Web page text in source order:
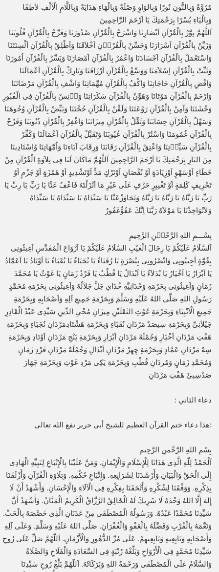
مُرُوَّةً وَبِالنُّونِ نُورًا وَبِالوَاوِ وَصْلَةً وَبِالْهَاءِ هِدَايَةً وَبِاللَّامِ الْاَلْفِ لاَطِفًا
وَبِالْيَاءِ يُسْرًا بِرَحْمَتِكَ يَا اَرْحَمَ الرَّاحِمِينَ
اَللَّهُمَّ نِوَّرْ بِالْقُرْآنِ اَبْصَارِنَا وَاشْرَحْ بِالْقُرْآنِ صُدُورَنَا وَفَرِّحْ بِالْقُرْآنِ قُلُوبَنَا
وَزَيِّنْ بِالْقُرْآنِ اَسْرَارَنَا وَحَسِّنْ بِالْقُرْاۤنِ اَخْلاَقَنَا وَاَطْلِقْ بِالْقُرْآنِ اَلْسِنَتَنَا
وَاسْتَعْمَلْ بِالْقُرْآنِ اَجْسَادَنَا وَاعْمُرْ بِالْقُرْآنِ اَمْصَارَنَا وَيَسِّرْ بِالْقُرْآنِ اُمُورَنَا
وَثَبِّتْ بِالْقُرْآنِ اِسْلاَمَنَا وَوَسِّعْ بِالْقُرْآنِ اَرْزَاقَنَا وَبَارِكْ بِالْقُرْآنِ اَعْمَالَنَا
وَاقْضِ بِالْقُرْآنِ حَاجَاتِنَا وَاكْفُ بِالْقُرْآنِ مُهِّمَاتِنَا وَاشْفِ بِالْقُرْآنِ مَرْضَاتَنَا
وَارْحَمْ بِالْقُرْآنِ مَوْتَانَا وَهَوِّنْ بِالْقُرْآنِ سَكَرَاتِنَا وَاۤنِسْ بِالْقُرْآنِ فِى الْقُبُورِ
وَحْشَتَنَا وَآمِنْ بِالْقُرْآنِ رَوْعَتَنَا وَلَقِّنْ بِالْقُرْآنِ حُجَّتَنَا وَبَيِّضْ بِالْقُرْآنِ وُجُوهَنَا
وَسَهِّلْ بِالْقُرْآنِ حِسَابَنَا وَثَقِّلْ بِالْقُرْآنِ مِيزَانَنَا وَاغْفِرْ بِالْقُرْآنِ ذُنُوبَنَا وَفَرِّحْ
بِالْقُرْآنِ غُمُومَنَا وَاسْتُرْ بِالْقُرْآنِ عُيُوبَنَا وَتَقَبَّلْ بِالْقُرْآنِ اَعْمَالَنَا وَكَفِّرْ
بِالْقُرْآنِ سَيِّاۤتِنَا وَاعْتِقْ بِالْقُرْآنِ رَقَابَنَا وَرِقَابَ آبَاءِنَا وَاُمَّهَاتِنَا وُاسْتَادِينَا
مِنَ النَارِ بِرَحْمَتِكَ يَا اَرْحَمَ الرَّاحِمِينَ اَللَّهُمَّ مَاكَانَ لَنَا فِى تِلاَوَةِ الْقُرْآنِ مِنْ
خَطَاءٍ اَوْسَهْوٍ اَوْزِيَادَةٍ اَوْ نُقْصَانٍ اَوْتَرْكٍ مَدٍّ اَوْتَشْدِيدٍ اَوْ هَمْزَةٍ اَوْ جَزْمٍ اَوْ
تَحْرِيفٍ كَلِمَةٍ اَوْ تَغْييِرٍ حَرْفٍ عَلَى غَيْرِ مَا اَنْزَلْتَهُ فَاعْفُ عَنَّا يَا رَبِّ يَا رِبِّ يَا
رَبِّ يَا رَبَّاهُ يَا رَبَّاهُ يَا رَبَّاهُ وَتَجَاوَزْعَنَّا يَا سَيِّدَاهُ يَا سَيِّدَاهُ يَا سَيِّدَاهُ
وَلاَتُوَاخِذْنَا يَا مَوْلاَهُ رَبَّنَا اِنَّكَ عَفُوٌّغَفُورٌ
بِسْـــمِ اللهِ الرَّحْمۤنِ الرَّحِيمِ
اَلسَّلَامُ عَلَيْكُمْ يَا رِجَالَ الْغَيْبِ السَّلَامُ عَلَيْكُمْ يَا اَرْوَاحَ الْمُقَدَّسِ اَغِيثُونِى
بِقُوَّةٍ اَجِيبُونِى وَانْصُرُونِى بِنُصْرَةٍ يَا رُقَبَاءُ يَا نُجَبَاءُ يَا نُقَبَاءُ يَا اَوْتَادُ يَا اَعَمَّادُ
يَا اَبْرَارُ يَا اَخْيَارُ يَا بُدَلاَءُ يَا اَبْدَالُ يَا قُطْبُ يَا فَرْدُ زَمَانٍ يَا غَوْثُ يَا مُحَمَّدَ
زَمَانٍ وَاَغِيثُونِى بِحَرْمَةِ وَحْدَانِيَّةِ خُدَاىِ جَلَّ جَلاَلُهُ وَاَغِيثُونِى بِحَرْمَةِ مُحَمَّدٍ
رَسُولِ اللهِ صَلَّى اللهُ عَلَيْهِ وَسَلَّمَ وَبِحَرْمَةِ جَمِيعِ آلِهِ وَاَصْحَابِهِ وَبِحَرْمَةِ
جَمِيعِ الْاَنْبِيَاءِ وَبِحَرْمَةِ غَوْثِ الثَقَلَيْنِ مِيزَانِ مُحْىِ الدِّينِ سَيِّدِى عَبْدُ الْقَادِرِ
جَيْلاَنِىِّ وَبِحَرْمَةِ سِيصَدْ مَرْدَانِ نُقَبَاءِ وَبِحَرْمَةِ هَشْتَادِمَرْدَانِ نُجَبَاءِ وَبِحَرْمَةِ
هَفْتِ مَرْدَانِ اَخْيَارِ وَجُمْلَهْ مَرْدَانِ اَبْرَارِ وَبِحَرْمَةِ پَنْجِ مَرْدَانِ اَوْتَادِ وَبِحَرْمَةِ
سِهْ مَرْدَانِ عَمَّادٍ وَبِحَرْمَةِ چِهِرْ مَرْدَانِ اَبْدَالِ وَجُمْلَهْ مَرْدَانِ فَرْدِ زَمَانٍ
وَمُحَمَّدِ زَمَانٍ وَمُردَانِ قُطْبِ وَبِحَرْمَةِ يَكِى مَرْدِ غَوْثِ وَبِحَرْمَةِ چَهَارَ
صَدْسِيئَ هَفْتِ مَرْدَانِ
دعاء الثاني :
:هذا دعاء ختم القرآن العظيم للشيخ أبى حرير نفع الله تعالى
بِسْمِ اللهِ الرَّحْمنِ الرَّحِيمِ
اَلْحَمْدُ لِلّهِ الَّذِى هَدَانَا لِلْإِسْلَامِ وَالْإِيْمَانِ. وَمَنَّ عَلَيْنَا بِالْإِتْبَاعِ لِنَبِيِّهِ الْهَادِى
إِلَى الْحَقِّ وَالْبَيَانِ وَأَرْشَدَنَا لِشَرَايِعِهِ. وَإِتِّبَاعِ حُكْمِهِ. وَتِلَاوَةِ الْقُرْآنِ وَأَزْلَفَنَا
بِذِكْرِهِ. وَوَفَّقَنَا لِشُكْرِهِ وَأَتْحَفَنَا بِفِكْرِهِ فِى الْآلَاءِ وَالْإِحْسَانِ. وَأَشْهَدُ أَنْ لَا
إِلهَ إِلَّا اللهُ وَحْدَهُ لَا شَرِيكَ لَهُ الْخَالِقُ الرَّزَّاقُ الْكَرِيمُ الْمَنَّانُ. وَأَشْهَدُ أَنَّ
سَيِّدِنَا مُحَمَّدًا عَبْدُهُ. وَرَسُولُهُ الْمُصْطَفَى مِنْ عَدَنَانِ الَّذِى خَصَّصَهُ بِالْحَبِّ.
وَنَعَّمَهُ بِالْقُرْبِ وَفَضَّلَهُ بِالْعَفْوِ وَالْغُفْرَانِ. صَلَّى اللهُ عَلَيْهِ وَسَلَّمَ. وَعَلَى آلِهِ
وَأَصْحَابِهِ وَتَابِعِيهِ وَتَابِعِيهِمْ. عَلَى مُرِّ الدُّهُورِ وَالْأَزْمَانِ. اَللّهُمَّ صَلِّ عَلَى رُوحِ
سَيِّدِنَا مُحَمَّدٍ فِى الْأَرْوَاحِ وَبَلِّغْهُ رُتْبَةٍ فِى السَّعَادَةِ وَالْفَلَاحِ وَالصَّلَاةُ
وَالسَّلَامُ عَلَى الْمُصْطَفَى وَرَحْمَةُ اللهِ وَبَرَكَاتُهُ. اَللّهُمَّ بَلِّغْ رُوحِ سَيِّدِنَا